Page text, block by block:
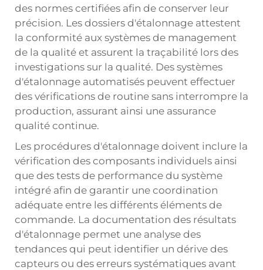
des normes certifiées afin de conserver leur
précision. Les dossiers d'étalonnage attestent
la conformité aux systèmes de management
de la qualité et assurent la traçabilité lors des
investigations sur la qualité. Des systèmes
d'étalonnage automatisés peuvent effectuer
des vérifications de routine sans interrompre la
production, assurant ainsi une assurance
qualité continue.
Les procédures d'étalonnage doivent inclure la
vérification des composants individuels ainsi
que des tests de performance du système
intégré afin de garantir une coordination
adéquate entre les différents éléments de
commande. La documentation des résultats
d'étalonnage permet une analyse des
tendances qui peut identifier un dérive des
capteurs ou des erreurs systématiques avant